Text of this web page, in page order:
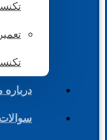
تکنسین
تکنسین
درباره
سوالات